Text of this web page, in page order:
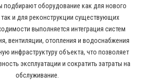
подбирают оборудование как для нового
так и для реконструкции существующих
выполняется интеграция систем
вентиляции, отопления и водоснабжения
инфраструктуру объекта, что позволяет
эксплуатации и сократить затраты на
обслуживание.